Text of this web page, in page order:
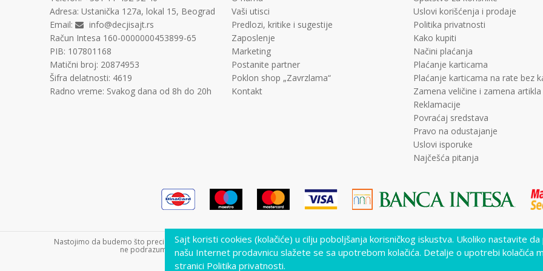
Adresa: Ustanička 127a, lokal 15, Beograd
Email:
info@decjisajt.rs
Račun Intesa 160-0000000453899-65
PIB: 107801168
Matični broj: 20874953
Šifra delatnosti: 4619
Radno vreme: Svakog dana od 8h do 20h
Vaši utisci
Predlozi, kritike i sugestije
Zaposlenje
Marketing
Postanite partner
Poklon shop „Zavrzlama“
Kontakt
Uslovi korišćenja i prodaje
Politika privatnosti
Kako kupiti
Načini plaćanja
Plaćanje karticama
Plaćanje karticama na rate bez
Zamena veličine i zamena
Reklamacije
Povraćaj sredstava
Pravo na odustajanje
Uslovi isporuke
Najčešća pitanja
Nastojimo da budemo što precizniji u opisu proizvoda, prikazu slika i samih cena, ali ne možemo garantovati da su sve informacije
ne podrazumeva da su dostupni u svakom trenutku. Raspoloživost robe možete proveriti pozivom Call Centra na +381 11
Sajt koristi cookies (kolačiće) u cilju poboljšanja korisničkog iskustva. Ukoliko nastavite
našu Internet prodavnicu slažete se sa upotrebom kolačića. Detalje o upotrebi kolačića
stranici Politika privatnosti.